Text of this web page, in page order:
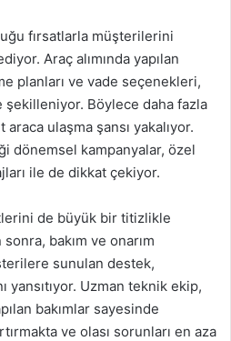
fırsatlarla müşterilerini
Araç alımında yapılan
planları ve vade seçenekleri,
şekilleniyor. Böylece daha fazla
ulaşma şansı yakalıyor.
dönemsel kampanyalar, özel
ile de dikkat çekiyor.
de büyük bir titizlikle
bakım ve onarım
sunulan destek,
yansıtıyor. Uzman teknik ekip,
bakımlar sayesinde
ve olası sorunları en aza